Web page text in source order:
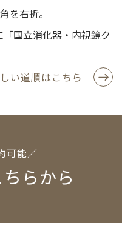
を右折。
国立消化器・内視鏡ク
い道順はこちら
可能／
らから